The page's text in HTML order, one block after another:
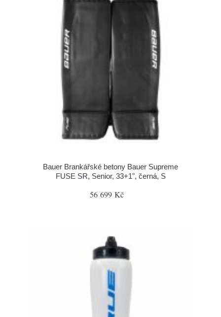
Bauer Brankářské betony Bauer Supreme
FUSE SR, Senior, 33+1", černá, S
56 699 Kč